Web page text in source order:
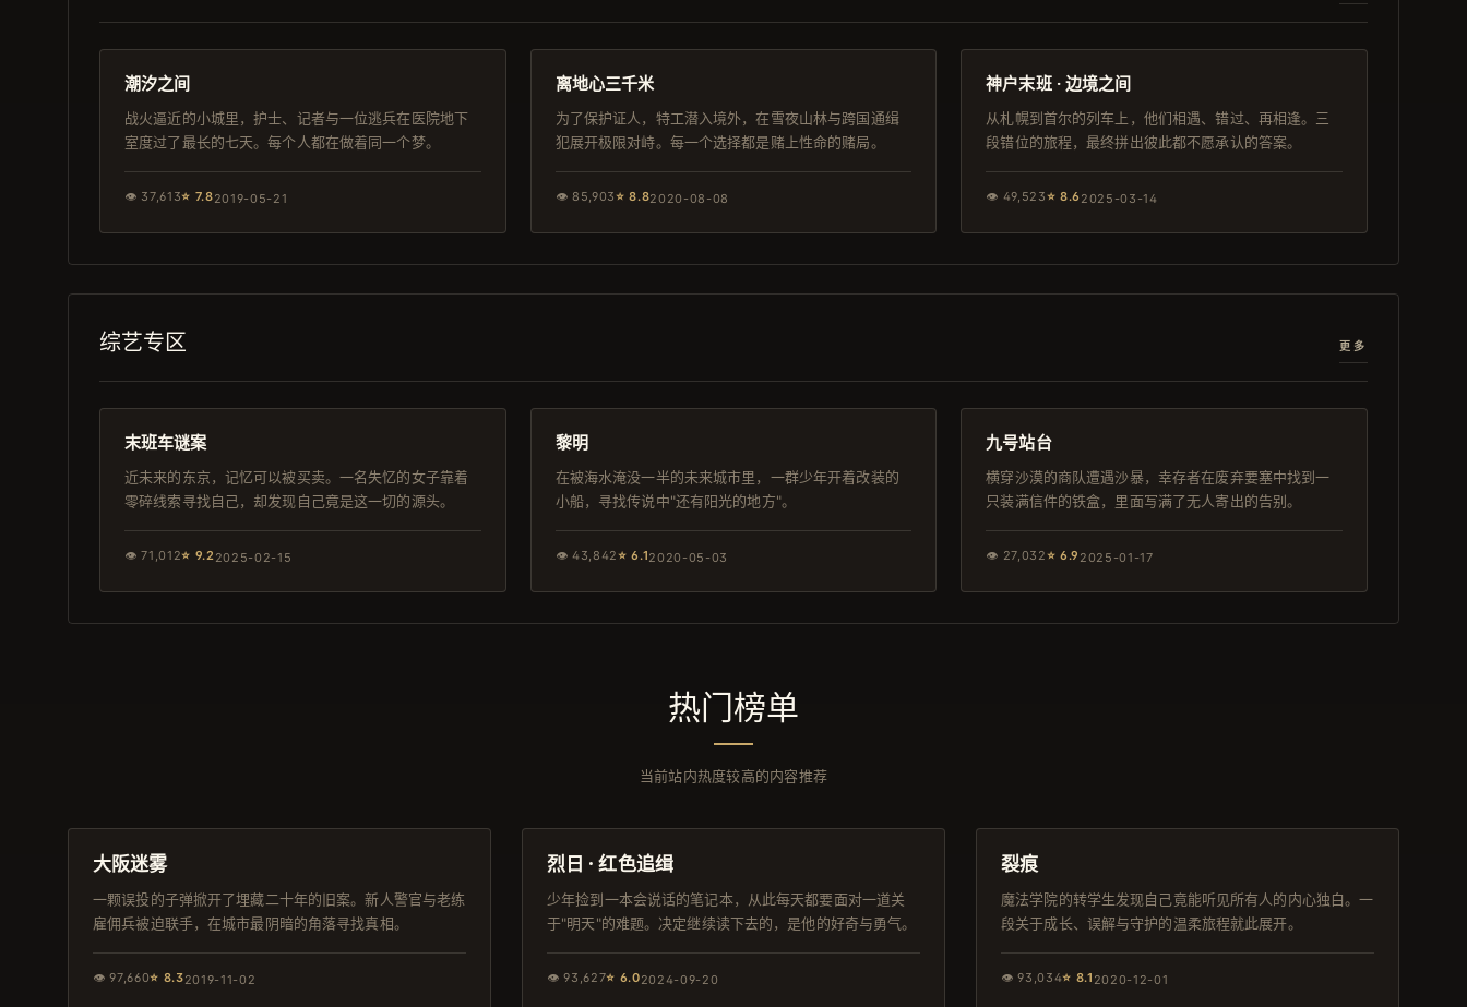
日本
124分钟
潮汐之间
战火逼近的小城里，护士、记者与一位逃兵在医院地下
室度过了最长的七天。每个人都在做着同一个梦。
👁 37,613⭐ 7.82019-05-21
连载中
103分钟
离地心三千米
为了保护证人，特工潜入境外，在雪夜山林与跨国通缉
犯展开极限对峙。每一个选择都是赌上性命的赌局。
👁 85,903⭐8.82020-08-08
日本
92分钟
神户末班 · 边境之间
从札幌到首尔的列车上，他们相遇、错过、再相逢。三
段错位的旅程，最终拼出彼此都不愿承认的答案。
👁 49,523⭐ 8.6 2025-03-14
综艺专区 更多
杜比
108分钟
末班车谜案
近未来的东京，记忆可以被买卖。一名失忆的女子靠着
零碎线索寻找自己，却发现自己竟是这一切的源头。
👁71,012⭐ 9.22025-02-15
4K
126分钟
黎明
在被海水淹没一半的未来城市里，一群少年开着改装的
小船，寻找传说中"还有阳光的地方"。
👁 43,842⭐6.12020-05-03
日本
117分钟
九号站台
横穿沙漠的商队遭遇沙暴，幸存者在废弃要塞中找到一
只装满信件的铁盒，里面写满了无人寄出的告别。
👁 27,032⭐ 6.9 2025-01-17
热门榜单
当前站内热度较高的内容推荐
完结
大阪迷雾
一颗误投的子弹掀开了埋藏二十年的旧案。新人警官与老练
雇佣兵被迫联手，在城市最阴暗的角落寻找真相。
👁97,660⭐ 8.32019-11-02
导演剪辑版
烈日 · 红色追缉
少年捡到一本会说话的笔记本，从此每天都要面对一道关
于"明天"的难题。决定继续读下去的，是他的好奇与勇气。
👁93,627⭐ 6.02024-09-20
IMAX
裂痕
魔法学院的转学生发现自己竟能听见所有人的内心独白。一
段关于成长、误解与守护的温柔旅程就此展开。
👁93,034⭐ 8.1 2020-12-01